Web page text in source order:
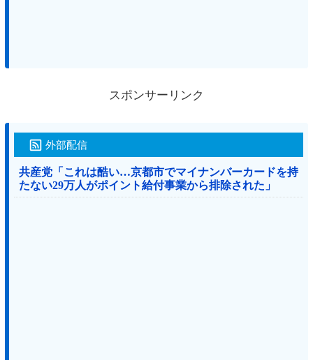
スポンサーリンク
外部配信
共産党「これは酷い…京都市でマイナンバーカードを持
たない29万人がポイント給付事業から排除された」